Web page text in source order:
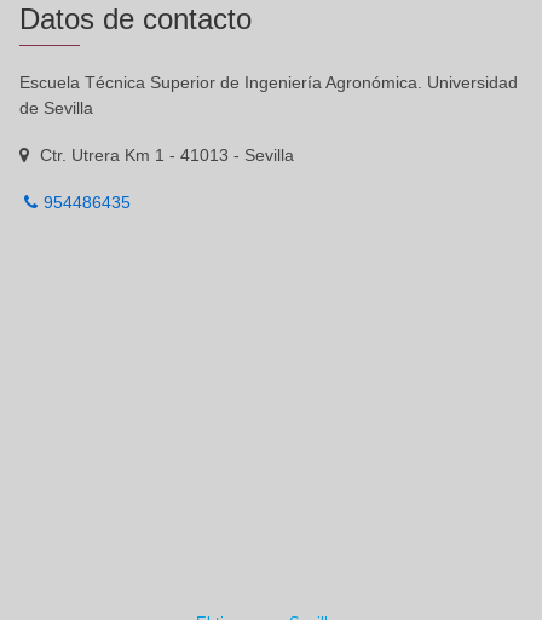
Datos de contacto
Escuela Técnica Superior de Ingeniería Agronómica. Universidad
de Sevilla
Ctr. Utrera Km 1 - 41013 - Sevilla
954486435